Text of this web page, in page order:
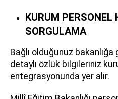
KURUM PERSONEL
SORGULAMA
Bağlı olduğunuz
detaylı özlük bilgileriniz
entegrasyonunda yer alır.